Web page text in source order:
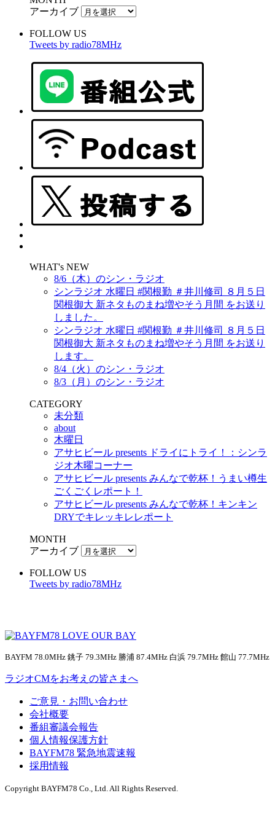
アーカイブ
FOLLOW US
Tweets by radio78MHz
WHAT's NEW
8/6（木）のシン・ラジオ
シンラジオ 水曜日 #関根勤 ＃井川修司 ８月５日
関根御大 新ネタものまね増やそう月間 をお送り
しました。
シンラジオ 水曜日 #関根勤 ＃井川修司 ８月５日
関根御大 新ネタものまね増やそう月間 をお送り
します。
8/4（火）のシン・ラジオ
8/3（月）のシン・ラジオ
CATEGORY
未分類
about
木曜日
アサヒビール presents ドライにトライ！：シンラ
ジオ木曜コーナー
アサヒビール presents みんなで乾杯！うまい樽生
ごくごくレポート！
アサヒビール presents みんなで乾杯！キンキン
DRYでキレッキレレポート
MONTH
アーカイブ
FOLLOW US
Tweets by radio78MHz
BAYFM 78.0MHz 銚子 79.3MHz 勝浦 87.4MHz 白浜 79.7MHz 館山 77.7MHz
ラジオCMをお考えの皆さまへ
ご意見・お問い合わせ
会社概要
番組審議会報告
個人情報保護方針
BAYFM78 緊急地震速報
採用情報
Copyright BAYFM78 Co., Ltd. All Rights Reserved.